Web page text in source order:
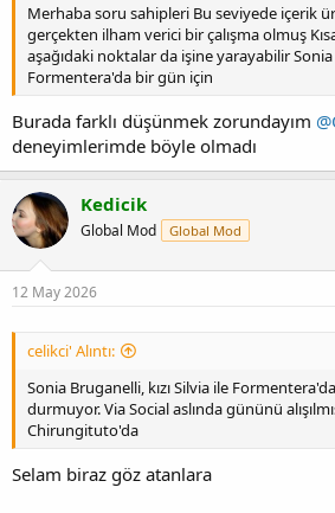
Merhaba soru sahipleri Bu seviyede içerik
gerçekten ilham verici bir çalışma olmuş
aşağıdaki noktalar da işine yarayabilir
Formentera'da bir gün için
Burada farklı düşünmek zorundayım
deneyimlerimde böyle olmadı
Kedicik
Global Mod Global Mod
12 May 2026
celikci' Alıntı:
Sonia Bruganelli, kızı Silvia ile
durmuyor. Via Social aslında gününü
Chirungituto'da
Selam biraz göz atanlara